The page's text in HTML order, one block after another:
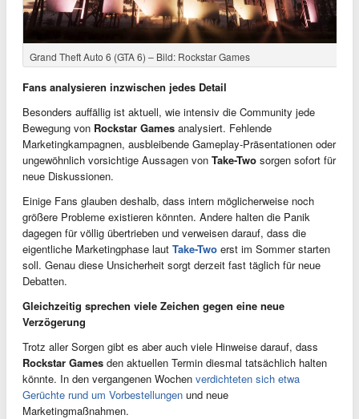
Grand Theft Auto 6 (GTA 6) – Bild: Rockstar Games
Fans analysieren inzwischen jedes Detail
Besonders auffällig ist aktuell, wie intensiv die Community jede
Bewegung von Rockstar Games analysiert. Fehlende
Marketingkampagnen, ausbleibende Gameplay-Präsentationen oder
ungewöhnlich vorsichtige Aussagen von Take-Two sorgen sofort für
neue Diskussionen.
Einige Fans glauben deshalb, dass intern möglicherweise noch
größere Probleme existieren könnten. Andere halten die Panik
dagegen für völlig übertrieben und verweisen darauf, dass die
eigentliche Marketingphase laut Take-Two erst im Sommer starten
soll. Genau diese Unsicherheit sorgt derzeit fast täglich für neue
Debatten.
Gleichzeitig sprechen viele Zeichen gegen eine neue
Verzögerung
Trotz aller Sorgen gibt es aber auch viele Hinweise darauf, dass
Rockstar Games den aktuellen Termin diesmal tatsächlich halten
könnte. In den vergangenen Wochen verdichteten sich etwa
Gerüchte rund um Vorbestellungen und neue
Marketingmaßnahmen.